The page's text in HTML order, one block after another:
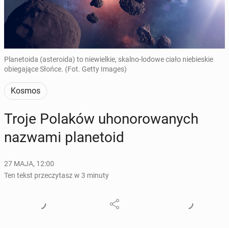
Planetoida (asteroida) to niewielkie, skalno-lodowe ciało niebieskie
obiegające Słońce. (Fot. Getty Images)
Kosmos
Troje Polaków uho­no­ro­wa­nych
nazwami pla­ne­to­id
27 MAJA, 12:00
Ten tekst przeczytasz w 3 minuty